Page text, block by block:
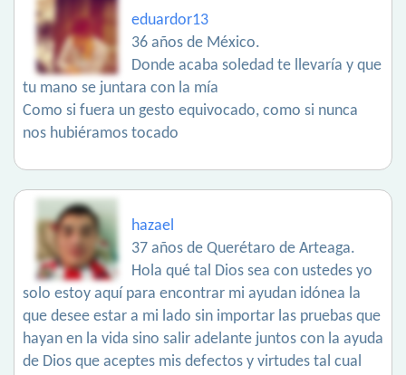
eduardor13
36 años de México.
Donde acaba soledad te llevaría y que
tu mano se juntara con la mía
Como si fuera un gesto equivocado, como si nunca
nos hubiéramos tocado
hazael
37 años de Querétaro de Arteaga.
Hola qué tal Dios sea con ustedes yo
solo estoy aquí para encontrar mi ayudan idónea la
que desee estar a mi lado sin importar las pruebas que
hayan en la vida sino salir adelante juntos con la ayuda
de Dios que aceptes mis defectos y virtudes tal cual